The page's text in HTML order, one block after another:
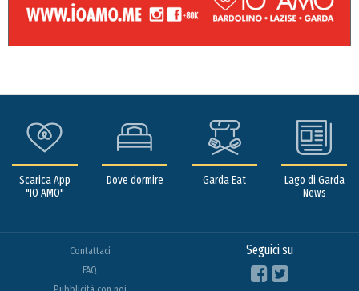
Scarica App
"IO AMO"
Dove dormire Garda Eat
Lago di Garda
News
Contattaci
FAQ
Seguici su